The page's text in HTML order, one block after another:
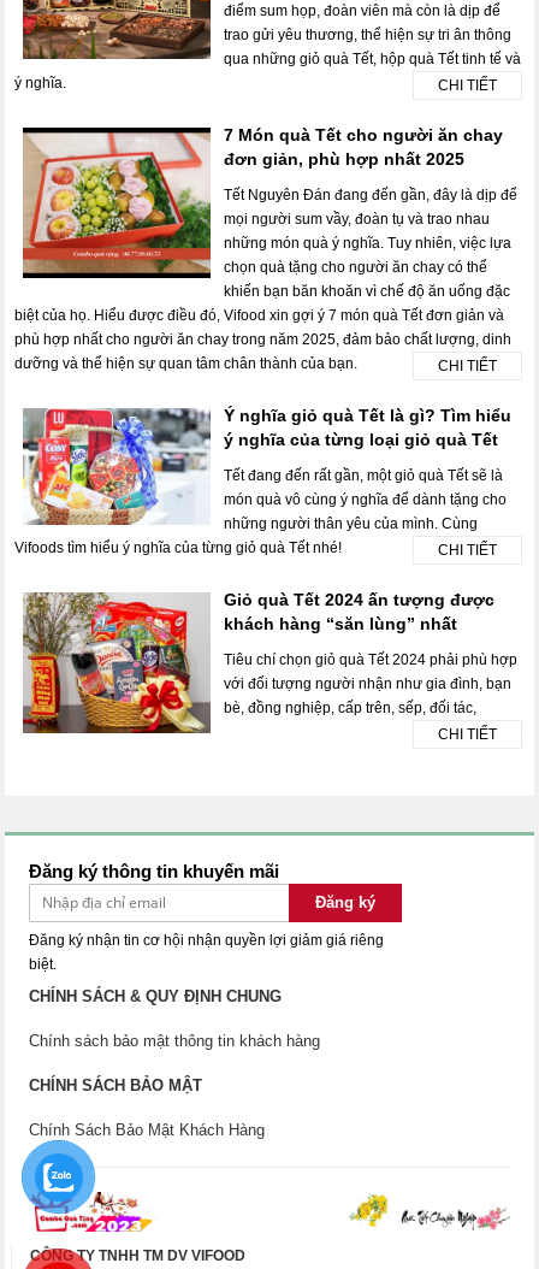
điểm sum họp, đoàn viên mà còn là dịp để
trao gửi yêu thương, thể hiện sự tri ân thông
qua những giỏ quà Tết, hộp quà Tết tinh tế và
ý nghĩa.
CHI TIẾT
7 Món quà Tết cho người ăn chay
đơn giản, phù hợp nhất 2025
Tết Nguyên Đán đang đến gần, đây là dịp để
mọi người sum vầy, đoàn tụ và trao nhau
những món quà ý nghĩa. Tuy nhiên, việc lựa
chọn quà tặng cho người ăn chay có thể
khiến bạn băn khoăn vì chế độ ăn uống đặc
biệt của họ. Hiểu được điều đó, Vifood xin gợi ý 7 món quà Tết đơn giản và
phù hợp nhất cho người ăn chay trong năm 2025, đảm bảo chất lượng, dinh
dưỡng và thể hiện sự quan tâm chân thành của bạn.
CHI TIẾT
Ý nghĩa giỏ quà Tết là gì? Tìm hiểu
ý nghĩa của từng loại giỏ quà Tết
Tết đang đến rất gần, một giỏ quà Tết sẽ là
món quà vô cùng ý nghĩa để dành tặng cho
những người thân yêu của mình. Cùng
Vifoods tìm hiểu ý nghĩa của từng giỏ quà Tết nhé!
CHI TIẾT
Giỏ quà Tết 2024 ấn tượng được
khách hàng “săn lùng” nhất
Tiêu chí chọn giỏ quà Tết 2024 phải phù hợp
với đối tượng người nhận như gia đình, bạn
bè, đồng nghiệp, cấp trên, sếp, đối tác,
CHI TIẾT
Đăng ký thông tin khuyến mãi
Đăng ký
Đăng ký nhận tin cơ hội nhận quyền lợi giảm giá riêng
biệt.
CHÍNH SÁCH & QUY ĐỊNH CHUNG
Chính sách bảo mật thông tin khách hàng
CHÍNH SÁCH BẢO MẬT
Chính Sách Bảo Mật Khách Hàng
CÔNG TY TNHH TM DV VIFOOD